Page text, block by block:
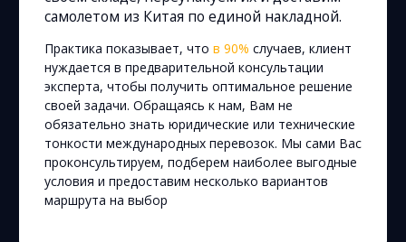
самолетом из Китая по единой накладной.
Практика показывает, что в 90% случаев, клиент
нуждается в предварительной консультации
эксперта, чтобы получить оптимальное решение
своей задачи. Обращаясь к нам, Вам не
обязательно знать юридические или технические
тонкости международных перевозок. Мы сами Вас
проконсультируем, подберем наиболее выгодные
условия и предоставим несколько вариантов
маршрута на выбор